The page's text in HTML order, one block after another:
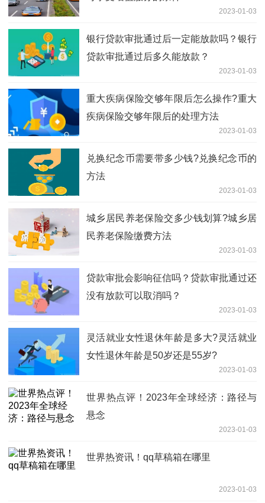
2023-01-03
银行贷款审批通过后一定能放款吗？银行
贷款审批通过后多久能放款？
2023-01-03
重大疾病保险交够年限后怎么操作?重大
疾病保险交够年限后的处理方法
2023-01-03
兑换纪念币需要带多少钱?兑换纪念币的
方法
2023-01-03
城乡居民养老保险交多少钱划算?城乡居
民养老保险缴费方法
2023-01-03
贷款审批会影响征信吗？贷款审批通过还
没有放款可以取消吗？
2023-01-03
灵活就业女性退休年龄是多大?灵活就业
女性退休年龄是50岁还是55岁?
2023-01-03
世界热点评！2023年全球经济：路径与
悬念
2023-01-03
世界热资讯！qq草稿箱在哪里
2023-01-03